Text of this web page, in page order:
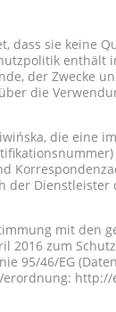
dass sie keine
enthält
der Zwecke
die
die eine
der
mit den
2016 zum
95/46/EG
http://